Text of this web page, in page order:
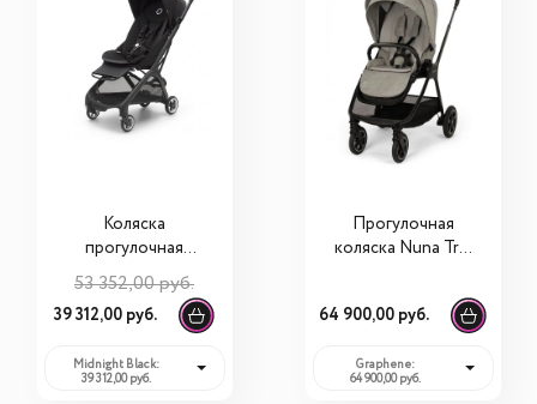
Коляска
прогулочная
Bugaboo Butterfly
53 352,00 руб.
39 312,00 руб.
Midnight Black:
39 312,00 руб.
Прогулочная
коляска Nuna Triv
64 900,00 руб.
Graphene:
64 900,00 руб.